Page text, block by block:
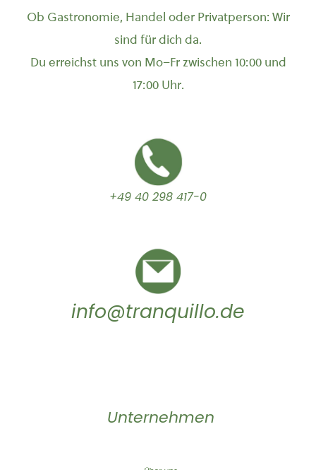
Ob Gastronomie, Handel oder Privatperson: Wir
sind für dich da.
Du erreichst uns von Mo–Fr zwischen 10:00 und
17:00 Uhr.
+49 40 298 417-0
info@tranquillo.de
Unternehmen